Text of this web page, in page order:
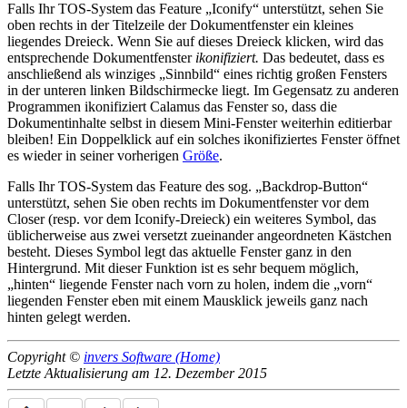
Falls Ihr TOS-System das Feature
Iconify
unterstützt, sehen Sie
oben rechts in der Titelzeile der Dokumentfenster ein kleines
liegendes Dreieck. Wenn Sie auf dieses Dreieck klicken, wird das
entsprechende Dokumentfenster ikonifiziert. Das bedeutet, dass es
anschließend als winziges
Sinnbild
eines richtig großen Fensters
in der unteren linken Bildschirmecke liegt. Im Gegensatz zu anderen
Programmen ikonifiziert Calamus das Fenster so, dass die
Dokumentinhalte selbst in diesem Mini-Fenster weiterhin editierbar
bleiben! Ein Doppelklick auf ein solches ikonifiziertes Fenster öffnet
es wieder in seiner vorherigen Größe.
Falls Ihr TOS-System das Feature des sog.
Backdrop-Button
unterstützt, sehen Sie oben rechts im Dokumentfenster vor dem
Closer (resp. vor dem Iconify-Dreieck) ein weiteres Symbol, das
üblicherweise aus zwei versetzt zueinander angeordneten Kästchen
besteht. Dieses Symbol legt das aktuelle Fenster ganz in den
Hintergrund. Mit dieser Funktion ist es sehr bequem möglich,
hinten
liegende Fenster nach vorn zu holen, indem die
vorn
liegenden Fenster eben mit einem Mausklick jeweils ganz nach
hinten gelegt werden.
Copyright © invers Software (Home)
Letzte Aktualisierung am 12. Dezember 2015